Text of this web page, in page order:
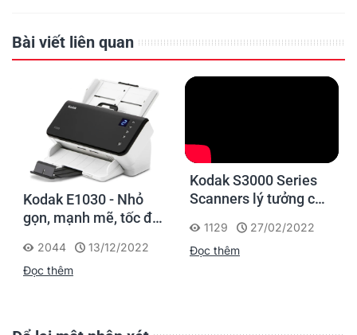
Bài viết liên quan
Kodak E1030 - Nhỏ
gọn, mạnh mẽ, tốc độ
số tài liệu hiệu quả
2044
13/12/2022
Đọc thêm
Kodak S3000 Series
Scanners lý tưởng cho
liệu tập trung với hiệu
suất cao
1129
27/02/2022
Đọc thêm